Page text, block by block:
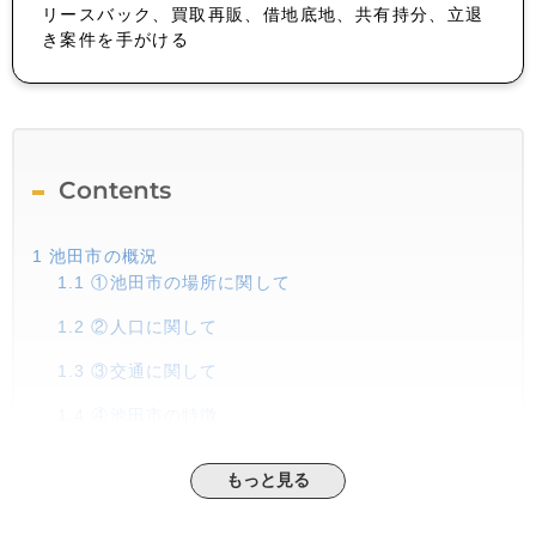
リースバック、買取再販、借地底地、共有持分、立退
き案件を手がける
Contents
1 池田市の概況
1.1 ①池田市の場所に関して
1.2 ②人口に関して
1.3 ③交通に関して
近年の池田市の状況
もっと見る